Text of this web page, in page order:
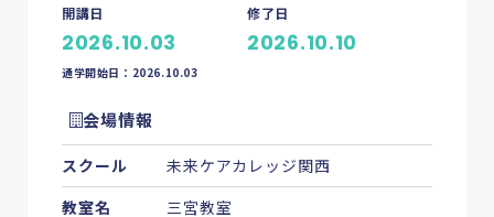
開講日
2026.10.03
修了日
2026.10.10
通学開始日：2026.10.03
会場情報
スクール
未来ケアカレッジ関西
教室名
三宮教室